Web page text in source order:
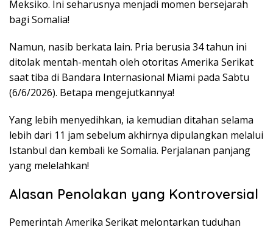
Meksiko. Ini seharusnya menjadi momen bersejarah
bagi Somalia!
Namun, nasib berkata lain. Pria berusia 34 tahun ini
ditolak mentah-mentah oleh otoritas Amerika Serikat
saat tiba di Bandara Internasional Miami pada Sabtu
(6/6/2026). Betapa mengejutkannya!
Yang lebih menyedihkan, ia kemudian ditahan selama
lebih dari 11 jam sebelum akhirnya dipulangkan melalui
Istanbul dan kembali ke Somalia. Perjalanan panjang
yang melelahkan!
Alasan Penolakan yang Kontroversial
Pemerintah Amerika Serikat melontarkan tuduhan